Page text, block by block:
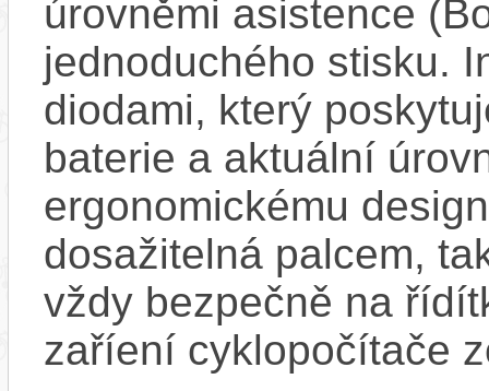
úrovněmi asistence
jednoduchého stisku.
diodami, který
baterie a aktuální
ergonomickému
dosažitelná palcem,
vždy bezpečně na
zaříení cyklopočítače